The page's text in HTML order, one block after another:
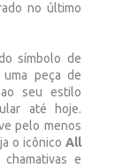
no último
símbolo de
peça de
seu estilo
até hoje.
pelo menos
o icônico All
e